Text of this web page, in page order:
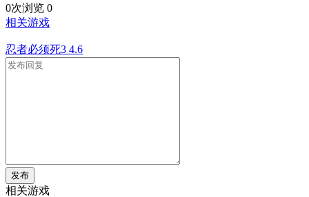
0次浏览 0
相关游戏
忍者必须死3 4.6
发布
相关游戏